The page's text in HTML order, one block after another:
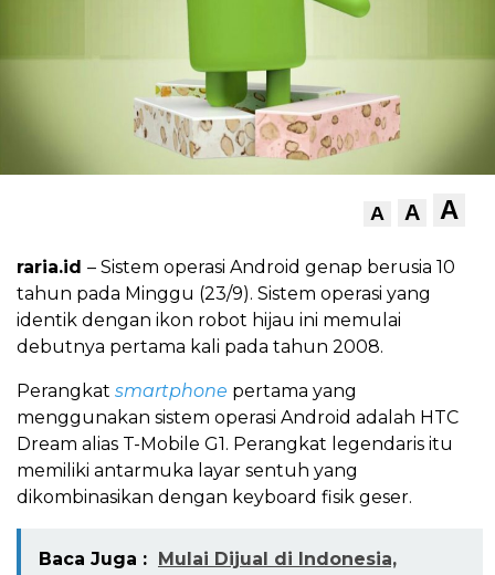
A A A
raria.id – Sistem operasi Android genap berusia 10
tahun pada Minggu (23/9). Sistem operasi yang
identik dengan ikon robot hijau ini memulai
debutnya pertama kali pada tahun 2008.
Perangkat smartphone pertama yang
menggunakan sistem operasi Android adalah HTC
Dream alias T-Mobile G1. Perangkat legendaris itu
memiliki antarmuka layar sentuh yang
dikombinasikan dengan keyboard fisik geser.
Baca Juga : Mulai Dijual di Indonesia,